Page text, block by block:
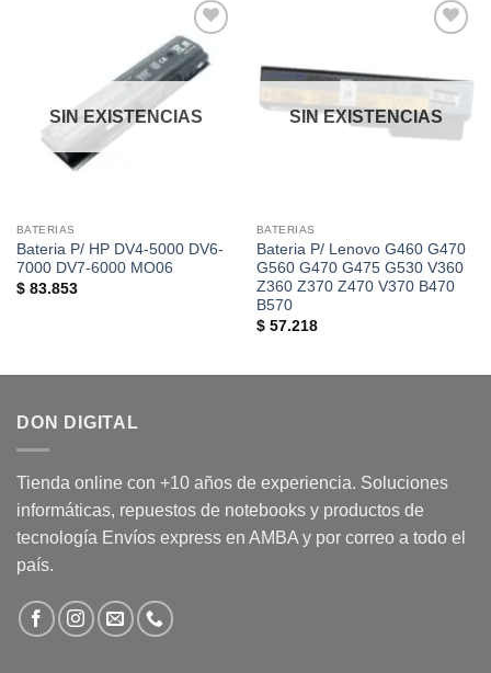
Añadir
a la
lista de
SIN EXISTENCIAS
BATERIAS
Bateria P/ HP DV4-5000 DV6-
7000 DV7-6000 MO06
$83.853
lista de
deseos
SIN EXISTENCIAS
BATERIAS
Bateria P/ Lenovo G460 G470
G560 G470 G475 G530 V360
Z360 Z370 Z470 V370 B470
B570
$57.218
DON DIGITAL
Tienda online con +10 años de experiencia. Soluciones
informáticas, repuestos de notebooks y productos de
tecnología Envíos express en AMBA y por correo a todo el
país.